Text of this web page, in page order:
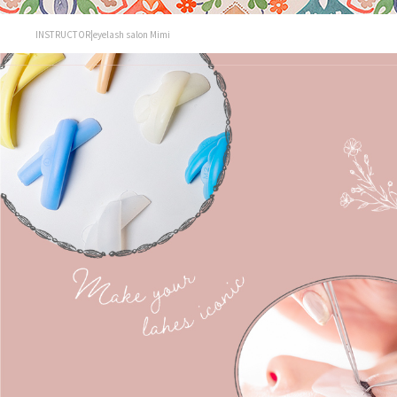
INSTRUCTOR|eyelash salon Mimi